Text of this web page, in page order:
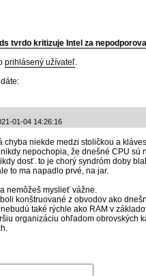
tvrdo kritizuje Intel za
prihlásený užívateľ.
01-04 14:26:16
chyba niekde medzi stoličkou a
nepochopia, že dnešné CPU sú
dosť. to je chorý syndróm doby
to ma napadlo prvé, na jar.
nemôžeš myslieť vážne.
konštruované z obvodov ako
také rýchle ako RAM v
organizáciu ohľadom obrovských